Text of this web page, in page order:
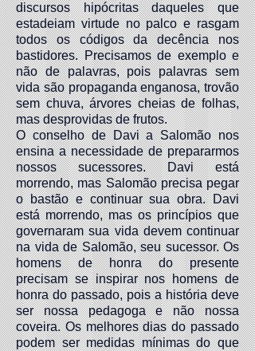
discursos hipócritas daqueles que
estadeiam virtude no palco e rasgam
todos os códigos da decência nos
bastidores. Precisamos de exemplo e
não de palavras, pois palavras sem
vida são propaganda enganosa, trovão
sem chuva, árvores cheias de folhas,
mas desprovidas de frutos.
O conselho de Davi a Salomão nos
ensina a necessidade de prepararmos
nossos sucessores. Davi está
morrendo, mas Salomão precisa pegar
o bastão e continuar sua obra. Davi
está morrendo, mas os princípios que
governaram sua vida devem continuar
na vida de Salomão, seu sucessor. Os
homens de honra do presente
precisam se inspirar nos homens de
honra do passado, pois a história deve
ser nossa pedagoga e não nossa
coveira. Os melhores dias do passado
podem ser medidas mínimas do que